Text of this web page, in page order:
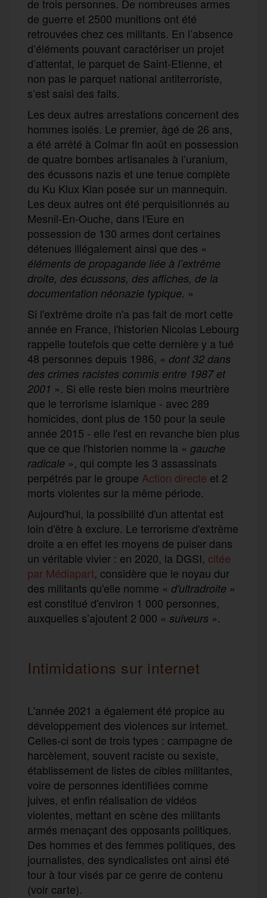
de trois personnes. De nombreuses armes
de guerre et 2500 munitions ont été
retrouvées chez ces militants. En l’absence
d’éléments pouvant caractériser un projet
d’attentat, le parquet de Saint-Etienne, et
non pas le parquet national antiterroriste,
s’est saisi des faits.
Les deux autres arrestations concernent des
hommes isolés. Le premier, âgé de 26 ans,
a été arrêté à Colmar fin août en possession
de quatre bombes artisanales à l’uranium,
des écussons nazis et une tenue complète
du Ku Klux Klan posée sur un mannequin.
Les deux autres ont été perquisitionnés au
Mesnil-En-Ouche, dans l'Eure en
possession de 130 armes dont certaines
détenues illégalement ainsi que des «
éléments de propagande liée à l’extrême
droite, des écussons, des affiches, de la
documentation néonazie typique. »
Si l'extrême droite n'a pas fait de mort cette
année en France, l'historien Nicolas Lebourg
rappelle toutefois que cette dernière y a tué
48 personnes depuis 1986, « dont 32 dans
des crimes racistes commis entre 1987 et
2001 ». Si elle reste bien moins meurtrière
que le terrorisme islamique - avec 289
homicides, dont plus de 150 pour la seule
année 2015 - elle l'est en revanche bien plus
que ce que l'historien nomme la « gauche
radicale », qui compte les 3 assassinats
perpétrés par le groupe Action directe et 2
morts violentes sur la même période.
Aujourd'hui, la possibilité d'un attentat est
loin d'être à exclure. Le terrorisme d'extrême
droite a en effet les moyens de puiser dans
un véritable vivier : en 2020, la DGSI, citée
par Médiapart, considère que le noyau dur
des militants qu'elle nomme « d'ultradroite »
est constitué d'environ 1 000 personnes,
auxquelles s’ajoutent 2 000 « suiveurs ».
Intimidations sur internet
L'année 2021 a également été propice au
développement des violences sur internet.
Celles-ci sont de trois types : campagne de
harcèlement, souvent raciste ou sexiste,
établissement de listes de cibles militantes,
voire de personnes identifiées comme
juives, et enfin réalisation de vidéos
violentes, mettant en scène des militants
armés menaçant des opposants politiques.
Des hommes et des femmes politiques, des
journalistes, des syndicalistes ont ainsi été
tour à tour visés par ce genre de contenu
(voir carte).